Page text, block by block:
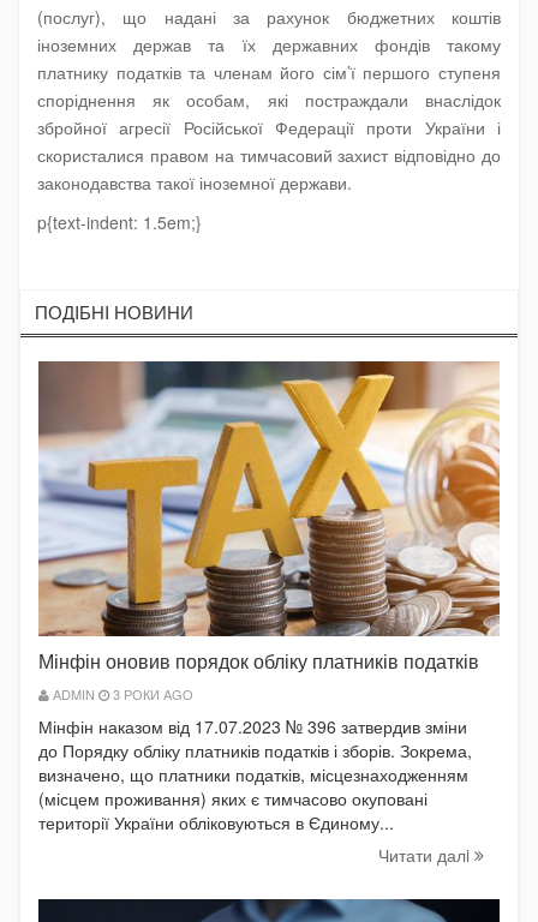
(послуг), що надані за рахунок бюджетних коштів
іноземних держав та їх державних фондів такому
платнику податків та членам його сім’ї першого ступеня
споріднення як особам, які постраждали внаслідок
збройної агресії Російської Федерації проти України і
скористалися правом на тимчасовий захист відповідно до
законодавства такої іноземної держави.
p{text-indent: 1.5em;}
ПОДIБНI НОВИНИ
Мінфін оновив порядок обліку платників податків
ADMIN 3 РОКИ AGO
Мінфін наказом від 17.07.2023 № 396 затвердив зміни
до Порядку обліку платників податків і зборів. Зокрема,
визначено, що платники податків, місцезнаходженням
(місцем проживання) яких є тимчасово окуповані
території України обліковуються в Єдиному...
Читати далi